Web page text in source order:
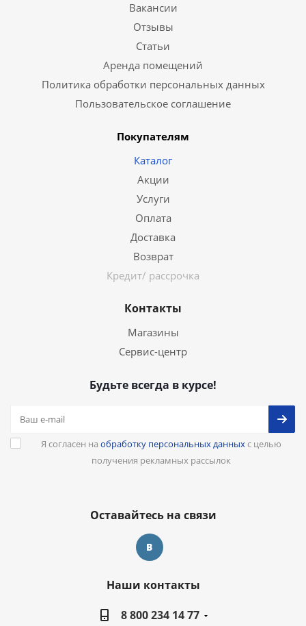
Вакансии
Отзывы
Статьи
Аренда помещений
Политика обработки персональных данных
Пользовательское соглашение
Покупателям
Каталог
Акции
Услуги
Оплата
Доставка
Возврат
Кредит/ рассрочка
Контакты
Магазины
Сервис-центр
Будьте всегда в курсе!
Я согласен на обработку персональных данныхс целью
получения рекламных рассылок
Оставайтесь на связи
Наши контакты
8 800 234 14 77